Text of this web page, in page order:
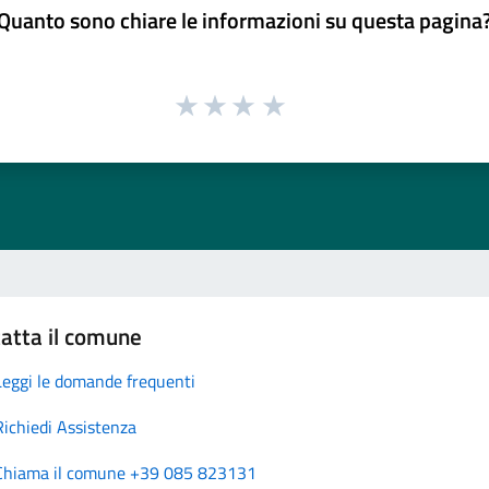
sono chiare le informazioni su questa
il comune
le domande frequenti
Assistenza
il comune +39 085 823131